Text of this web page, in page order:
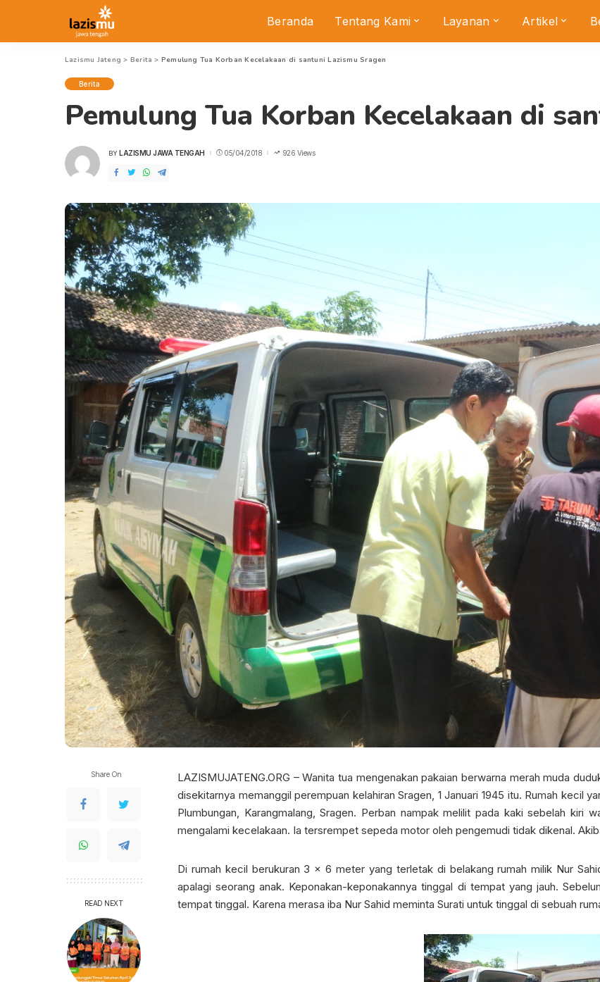
Beranda Tentang Kami Layanan Artikel
Lazismu Jateng > Berita > Pemulung Tua Korban Kecelakaan di santuni Lazismu Sragen
Berita
Pemulung Tua Korban Kecelakaan di
POSTED
BY LAZISMU JAWA TENGAH 05/04/2018 926 Views
Share On
READ NEXT
LAZISMUJATENG.ORG – Wanita tua mengenakan pakaian berwarna merah muda
disekitarnya memanggil perempuan kelahiran Sragen, 1 Januari 1945 itu. Rumah kecil
Plumbungan, Karangmalang, Sragen. Perban nampak melilit pada kaki sebelah kiri
mengalami kecelakaan. Ia tersrempet sepeda motor oleh pengemudi tidak dikenal.
Di rumah kecil berukuran 3 x 6 meter yang terletak di belakang rumah milik Nur
apalagi seorang anak. Keponakan-keponakannya tinggal di tempat yang jauh.
tempat tinggal. Karena merasa iba Nur Sahid meminta Surati untuk tinggal di sebuah